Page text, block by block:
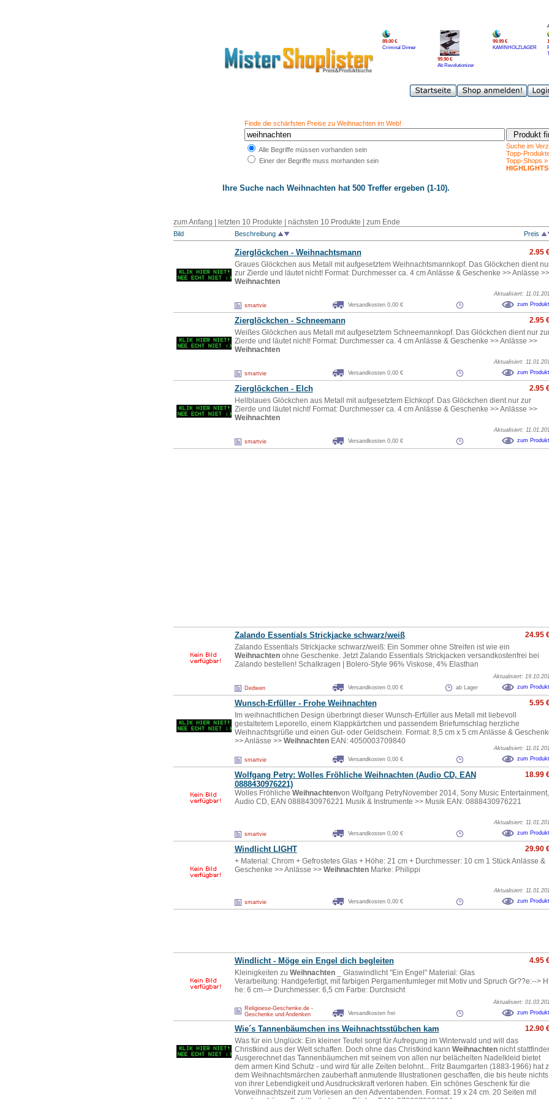
89.00 €
Criminal Dinner
99.90 €
Ab Revolutionizer
99.99 €
KAMINHOLZLAGER
Finde die schärfsten Preise zu Weihnachten im Web!
Alle Begriffe müssen vorhanden sein
Einer der Begriffe muss morhanden sein
Suche im
Topp-
Topp-Shops »
Ihre Suche nach Weihnachtenhat 500 Treffer ergeben (1-10).
zum Anfang | letzten 10 Produkte | nächsten 10 Produkte zum Ende
Bild Beschreibung Preis
Zierglöckchen - Weihnachtsmann 2.95
Graues Glöckchen aus Metall mit aufgesetztem Weihnachtsmannkopf. Das Glöckchen dient
zur Zierde und läutet nicht! Format: Durchmesser ca. 4 cm Anlässe & Geschenke >> Anlässe >>
Weihnachten
Aktualisiert:
smartvie
Versandkosten 0,00 € zum Produkt
Zierglöckchen - Schneemann 2.95
Weißes Glöckchen aus Metall mit aufgesetztem Schneemannkopf. Das Glöckchen dient nur
Zierde und läutet nicht! Format: Durchmesser ca. 4 cm Anlässe & Geschenke >> Anlässe >>
Weihnachten
Aktualisiert:
smartvie
Versandkosten 0,00 € zum Produkt
Zierglöckchen - Elch 2.95
Hellblaues Glöckchen aus Metall mit aufgesetztem Elchkopf. Das Glöckchen dient nur zur
Zierde und läutet nicht! Format: Durchmesser ca. 4 cm Anlässe & Geschenke >> Anlässe >>
Weihnachten
Aktualisiert:
smartvie
Versandkosten 0,00 € zum Produkt
Zalando Essentials Strickjacke schwarz/weiß 24.95
Zalando Essentials Strickjacke schwarz/weiß: Ein Sommer ohne Streifen ist wie ein
Weihnachtenohne Geschenke. Jetzt Zalando Essentials Strickjacken versandkostenfrei bei
Zalando bestellen! Schalkragen | Bolero-Style 96% Viskose, 4% Elasthan
Aktualisiert:
Dedwen
Versandkosten 0,00 € ab Lager zum Produkt
Wunsch-Erfüller - Frohe Weihnachten 5.95
Im weihnachtlichen Design überbringt dieser Wunsch-Erfüller aus Metall mit liebevoll
gestaltetem Leporello, einem Klappkärtchen und passendem Briefumschlag herzliche
Weihnachtsgrüße und einen Gut- oder Geldschein. Format: 8,5 cm x 5 cm Anlässe &
>> Anlässe >> WeihnachtenEAN: 4050003709840
Aktualisiert:
smartvie
Versandkosten 0,00 € zum Produkt
Wolfgang Petry: Wolles Fröhliche Weihnachten(Audio CD, EAN
0888430976221)
18.99
Wolles Fröhliche Weihnachtenvon Wolfgang PetryNovember 2014, Sony Music Entertainment,
Audio CD, EAN 0888430976221 Musik & Instrumente >> Musik EAN: 0888430976221
Aktualisiert:
smartvie
Versandkosten 0,00 € zum Produkt
Windlicht LIGHT 29.90
+ Material: Chrom + Gefrostetes Glas + Höhe: 21 cm + Durchmesser: 10 cm 1 Stück Anlässe &
Geschenke >> Anlässe >> WeihnachtenMarke: Philippi
Aktualisiert:
smartvie
Versandkosten 0,00 € zum Produkt
Windlicht - Möge ein Engel dich begleiten 4.95
Kleinigkeiten zu Weihnachten_ Glaswindlicht "Ein Engel" Material: Glas
Verarbeitung: Handgefertigt, mit farbigen Pergamentumleger mit Motiv und Spruch Gr??e:-->
he: 6 cm--> Durchmesser: 6,5 cm Farbe: Durchsicht
Aktualisiert:
Religioese-Geschenke.de -
Geschenke und Andenken
Versandkosten frei zum Produkt
Wie´s Tannenbäumchen ins Weihnachtsstübchen kam 12.90
Was für ein Unglück: Ein kleiner Teufel sorgt für Aufregung im Winterwald und will das
Christkind aus der Welt schaffen. Doch ohne das Christkind kann Weihnachtennicht
Ausgerechnet das Tannenbäumchen mit seinem von allen nur belächelten Nadelkleid bietet
dem armen Kind Schutz - und wird für alle Zeiten belohnt... Fritz Baumgarten (1883-1966) hat
dem Weihnachtsmärchen zauberhaft anmutende Illustrationen geschaffen, die bis heute nichts
von ihrer Lebendigkeit und Ausdruckskraft verloren haben. Ein schönes Geschenk für die
Vorweihnachtszeit zum Vorlesen an den Adventabenden. Format: 19 x 24 cm. 20 Seiten mit